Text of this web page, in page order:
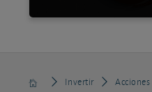
Invertir Acciones